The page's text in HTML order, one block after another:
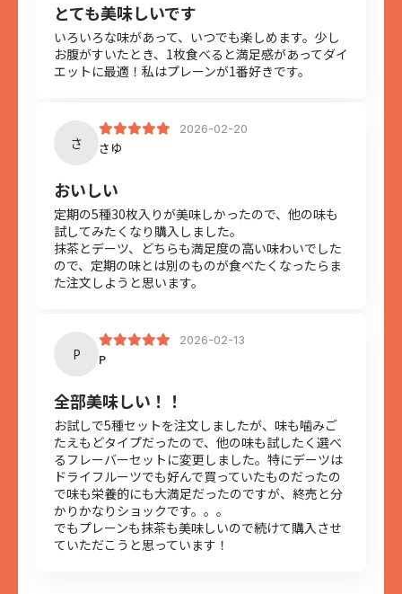
投稿する
とても美味しいです
いろいろな味があって、いつでも楽しめます。少し
お腹がすいたとき、1枚食べると満足感があってダイ
エットに最適！私はプレーンが1番好きです。
さ
2026-02-20
さゆ
おいしい
定期の5種30枚入りが美味しかったので、他の味も
試してみたくなり購入しました。
抹茶とデーツ、どちらも満足度の高い味わいでした
ので、定期の味とは別のものが食べたくなったらま
た注文しようと思います。
P
2026-02-13
P
全部美味しい！！
お試しで5種セットを注文しましたが、味も噛みご
たえもどタイプだったので、他の味も試したく選べ
るフレーバーセットに変更しました。特にデーツは
ドライフルーツでも好んで買っていたものだったの
で味も栄養的にも大満足だったのですが、終売と分
かりかなりショックです。。。
でもプレーンも抹茶も美味しいので続けて購入させ
ていただこうと思っています！